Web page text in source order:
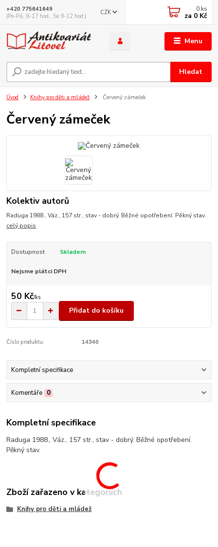
Menu
CZK
Hledat
+420 775641649
(Po-Pá, 8-17 hod., So 9-12 hod.)
0 ks
za 0 Kč
Úvod Knihy pro děti a mládež Červený zámeček
Červený zámeček
Kolektiv autorů
Raduga 1988., Váz., 157 str., stav - dobrý. Běžné opotřebení. Pěkný stav.
celý popis
Dostupnost Skladem
Nejsme plátci DPH
50 Kč/ks
Přidat do košíku
Číslo produktu: 14340
Kompletní specifikace
Komentáře 0
Kompletní specifikace
Raduga 1988., Váz., 157 str., stav - dobrý. Běžné opotřebení.
Pěkný stav.
Zboží zařazeno v kategoriích
Knihy pro děti a mládež